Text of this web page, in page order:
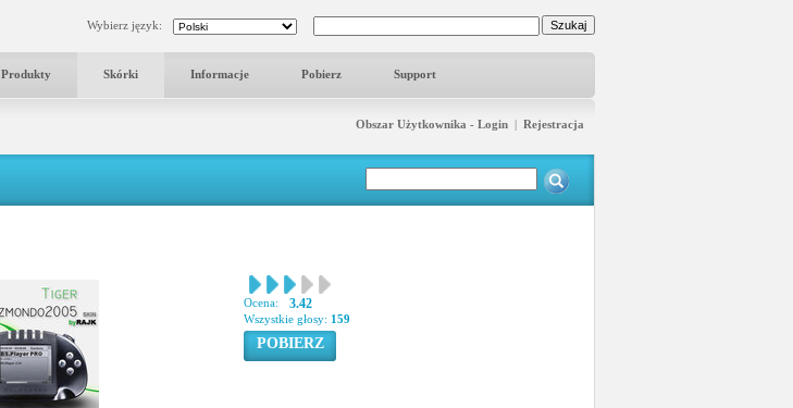
Wybierz język:
Produkty Skórki Informacje Pobierz Support
Obszar Użytkownika - Login | Rejestracja
Ocena: 3.42
Wszystkie głosy: 159
POBIERZ